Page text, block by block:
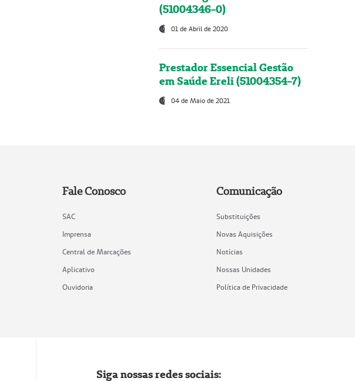
(51004346-0)
01 de Abril de 2020
Prestador Essencial Gestão
em Saúde Ereli (51004354-7)
04 de Maio de 2021
Fale Conosco
SAC
Imprensa
Central de Marcações
Aplicativo
Ouvidoria
Comunicação
Substituições
Novas Aquisições
Notícias
Nossas Unidades
Política de Privacidade
Siga nossas redes sociais: